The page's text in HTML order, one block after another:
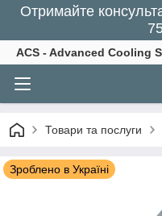
Отримайте
ACS - Advanced Cooling
Товари та послуги
Зроблено в Україні